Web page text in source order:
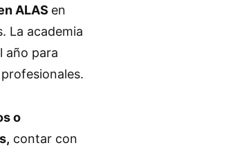
ALAS en
La academia
año para
o
contar con